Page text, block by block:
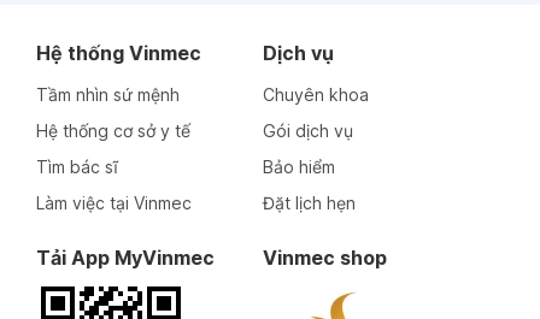
Hệ thống Vinmec
Tầm nhìn sứ mệnh
Hệ thống cơ sở y tế
Tìm bác sĩ
Làm việc tại Vinmec
Dịch vụ
Chuyên khoa
Gói dịch vụ
Bảo hiểm
Đặt lịch hẹn
Tải App MyVinmec Vinmec shop